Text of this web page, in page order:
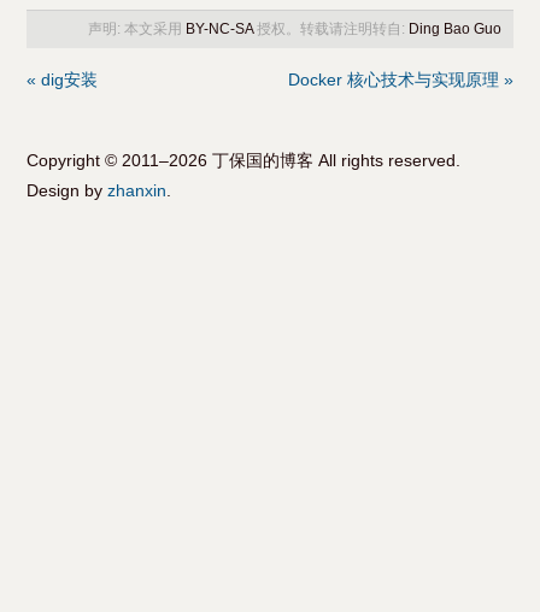
声明: 本文采用 BY-NC-SA授权。转载请注明转自: Ding Bao Guo
« dig安装 Docker 核心技术与实现原理 »
Copyright © 2011–2026 丁保国的博客 All rights reserved.
Design byzhanxin